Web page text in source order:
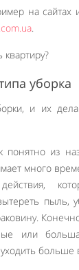
на сайтах
.
уборка
и их
понятно из
много
пыль,
или
больше